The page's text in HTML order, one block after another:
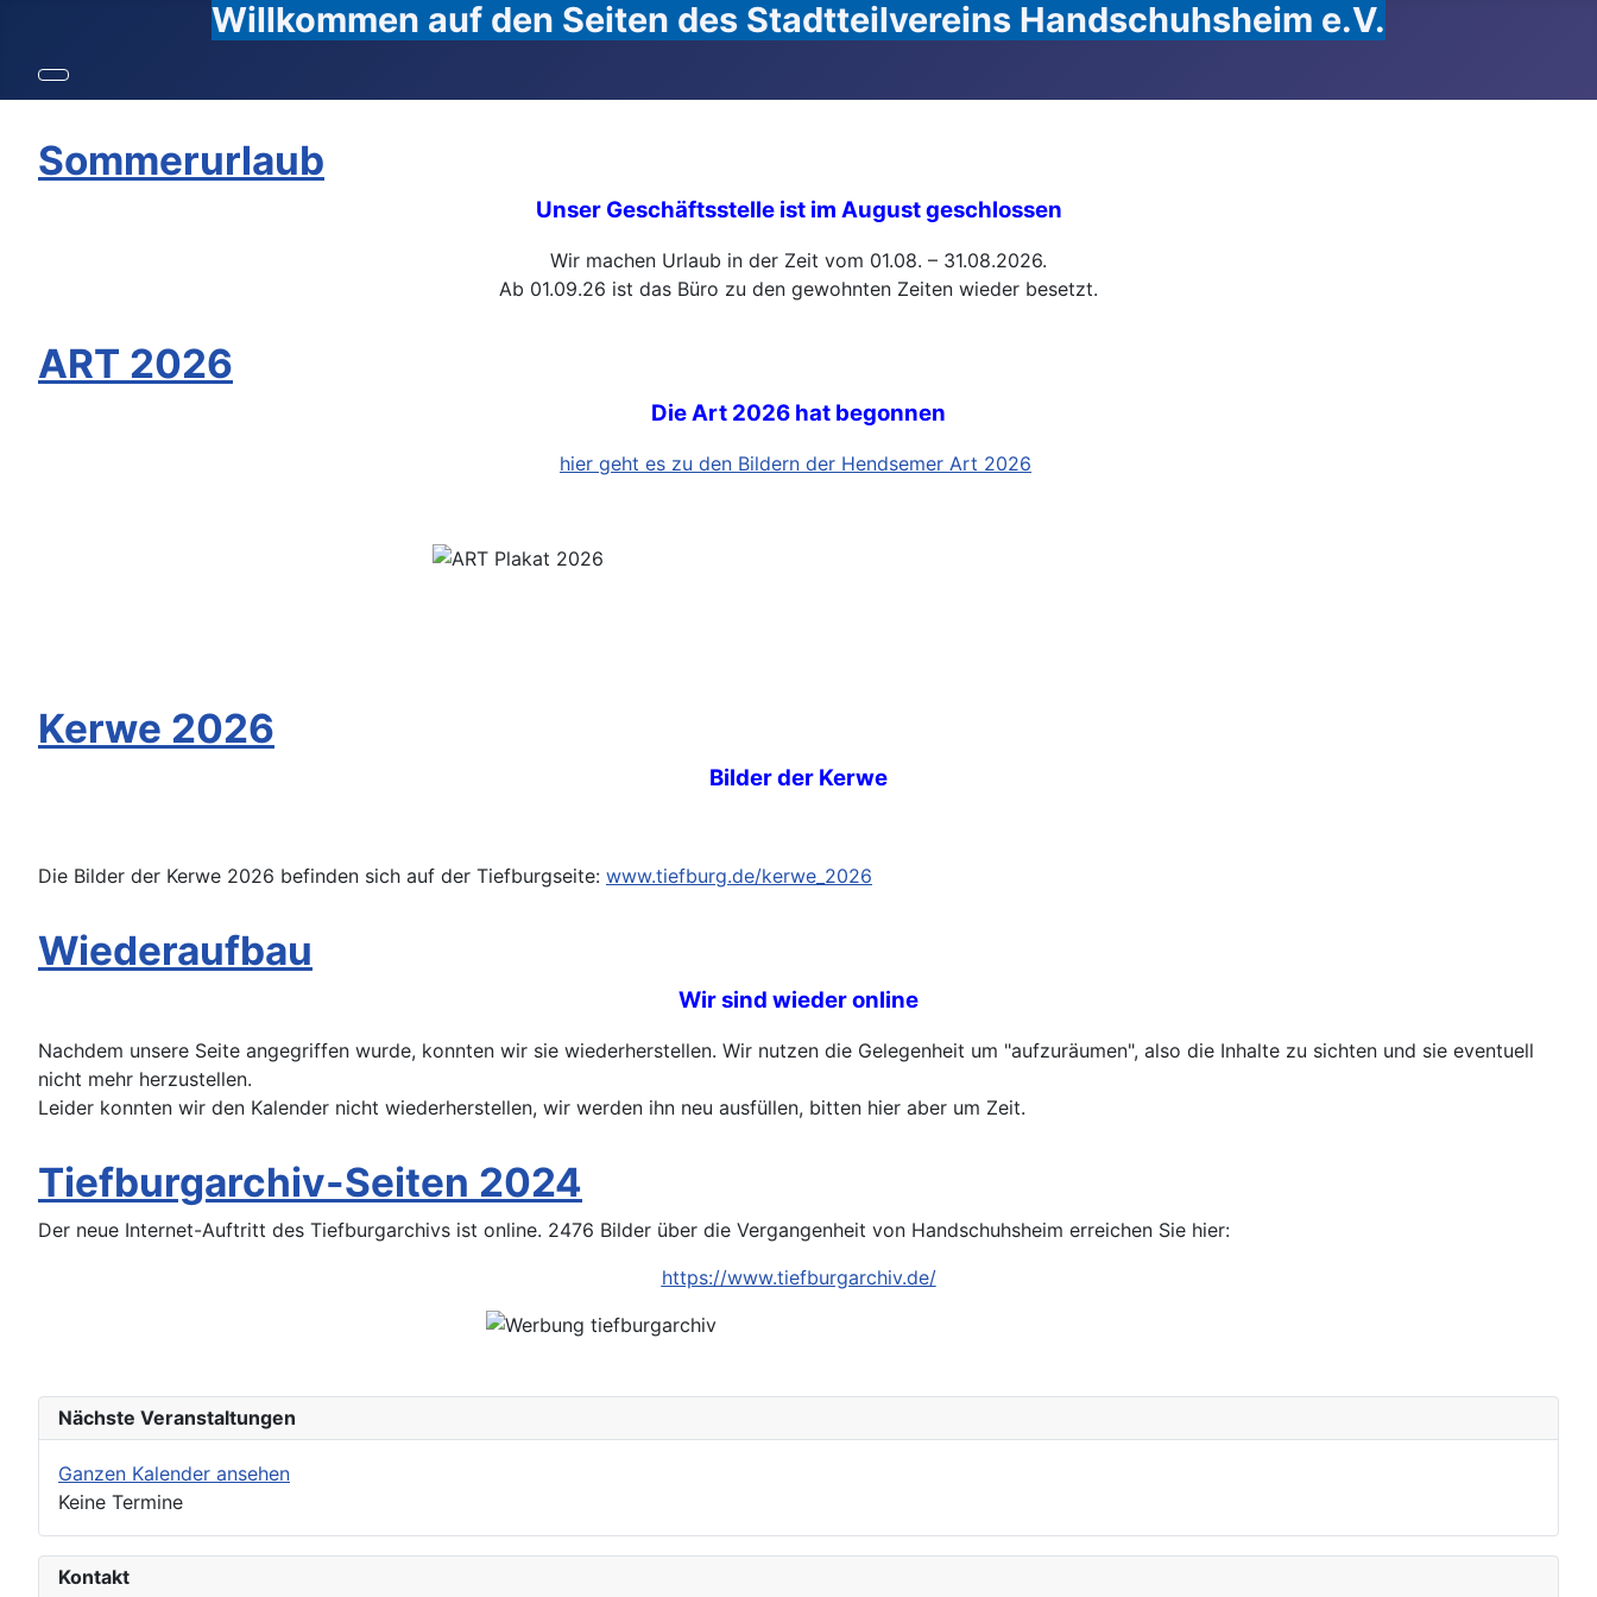
Willkommen auf den Seiten des Stadtteilvereins Handschuhsheim e.V.
Sommerurlaub
Unser Geschäftsstelle ist im August geschlossen
Wir machen Urlaub in der Zeit vom 01.08. – 31.08.2026.
Ab 01.09.26 ist das Büro zu den gewohnten Zeiten wieder besetzt.
ART 2026
Die Art 2026 hat begonnen
hier geht es zu den Bildern der Hendsemer Art 2026
Kerwe 2026
Bilder der Kerwe
Die Bilder der Kerwe 2026 befinden sich auf der Tiefburgseite: www.tiefburg.de/kerwe_2026
Wiederaufbau
Wir sind wieder online
Nachdem unsere Seite angegriffen wurde, konnten wir sie wiederherstellen. Wir nutzen die Gelegenheit um "aufzuräumen", also die Inhalte zu sichten und sie eventuell
nicht mehr herzustellen.
Leider konnten wir den Kalender nicht wiederherstellen, wir werden ihn neu ausfüllen, bitten hier aber um Zeit.
Tiefburgarchiv-Seiten 2024
Der neue Internet-Auftritt des Tiefburgarchivs ist online. 2476 Bilder über die Vergangenheit von Handschuhsheim erreichen Sie hier:
https://www.tiefburgarchiv.de/
Nächste Veranstaltungen
Ganzen Kalender ansehen
Keine Termine
Kontakt